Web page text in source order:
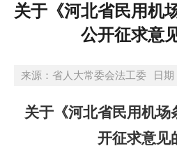
关于《河北省民用机
公开征求意
来源：省人大常委会法工委 日期
关于《河北省民用机场
开征求意见